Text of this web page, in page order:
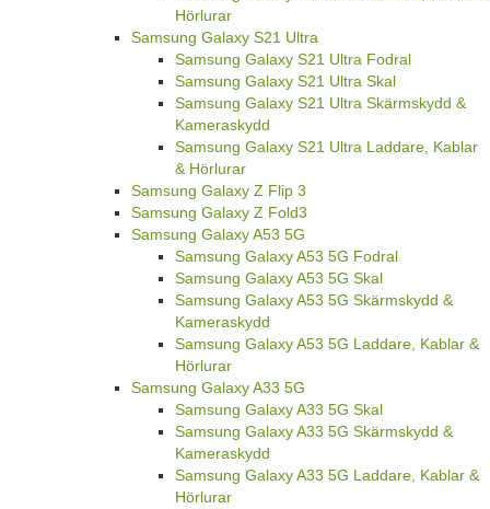
Hörlurar
Samsung Galaxy S21 Ultra
Samsung Galaxy S21 Ultra Fodral
Samsung Galaxy S21 Ultra Skal
Samsung Galaxy S21 Ultra Skärmskydd &
Kameraskydd
Samsung Galaxy S21 Ultra Laddare, Kablar
& Hörlurar
Samsung Galaxy Z Flip 3
Samsung Galaxy Z Fold3
Samsung Galaxy A53 5G
Samsung Galaxy A53 5G Fodral
Samsung Galaxy A53 5G Skal
Samsung Galaxy A53 5G Skärmskydd &
Kameraskydd
Samsung Galaxy A53 5G Laddare, Kablar &
Hörlurar
Samsung Galaxy A33 5G
Samsung Galaxy A33 5G Skal
Samsung Galaxy A33 5G Skärmskydd &
Kameraskydd
Samsung Galaxy A33 5G Laddare, Kablar &
Hörlurar